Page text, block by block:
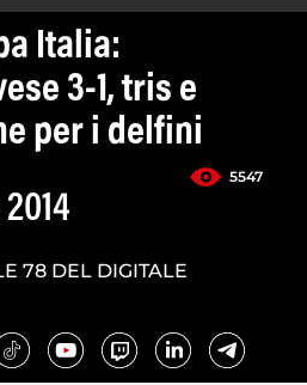
Italia:
3-1, tris e
per i delfini
5547
78 DEL DIGITALE